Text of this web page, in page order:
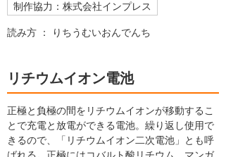
制作協力：株式会社インプレス
読み方 ： りちうむいおんでんち
リチウムイオン電池
正極と負極の間をリチウムイオンが移動するこ
とで充電と放電ができる電池。繰り返し使用で
きるので、「リチウムイオン二次電池」とも呼